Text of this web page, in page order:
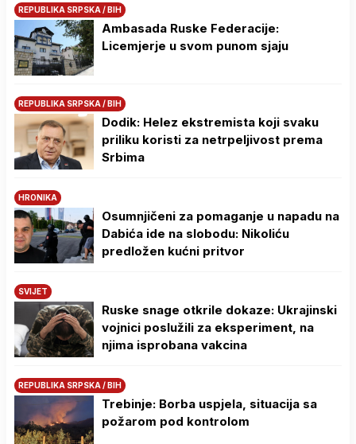
REPUBLIKA SRPSKA / BIH
Ambasada Ruske Federacije:
Licemjerje u svom punom sjaju
REPUBLIKA SRPSKA / BIH
Dodik: Helez ekstremista koji svaku
priliku koristi za netrpeljivost prema
Srbima
HRONIKA
Osumnjičeni za pomaganje u napadu na
Dabića ide na slobodu: Nikoliću
predložen kućni pritvor
SVIJET
Ruske snage otkrile dokaze: Ukrajinski
vojnici poslužili za eksperiment, na
njima isprobana vakcina
REPUBLIKA SRPSKA / BIH
Trebinje: Borba uspjela, situacija sa
požarom pod kontrolom